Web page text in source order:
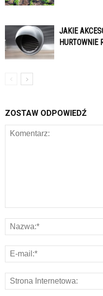
JAKIE
HURTOWNIE
ZOSTAW ODPOWIEDŹ